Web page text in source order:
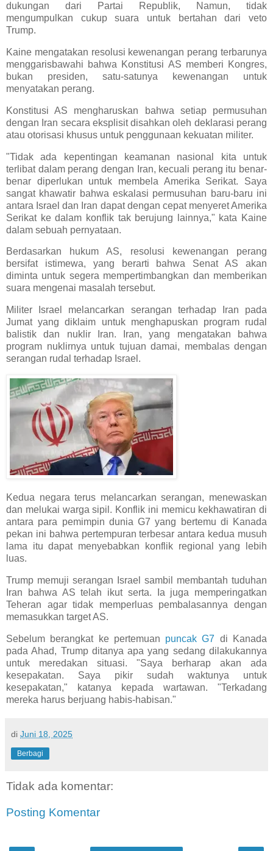
dukungan dari Partai Republik, Namun, tidak
mengumpulkan cukup suara untuk bertahan dari veto
Trump.
Kaine mengatakan resolusi kewenangan perang terbarunya
menggarisbawahi bahwa Konstitusi AS memberi Kongres,
bukan presiden, satu-satunya kewenangan untuk
menyatakan perang.
Konstitusi AS mengharuskan bahwa setiap permusuhan
dengan Iran secara eksplisit disahkan oleh deklarasi perang
atau otorisasi khusus untuk penggunaan kekuatan militer.
"Tidak ada kepentingan keamanan nasional kita untuk
terlibat dalam perang dengan Iran, kecuali perang itu benar-
benar diperlukan untuk membela Amerika Serikat. Saya
sangat khawatir bahwa eskalasi permusuhan baru-baru ini
antara Israel dan Iran dapat dengan cepat menyeret Amerika
Serikat ke dalam konflik tak berujung lainnya," kata Kaine
dalam sebuah pernyataan.
Berdasarkan hukum AS, resolusi kewenangan perang
bersifat istimewa, yang berarti bahwa Senat AS akan
diminta untuk segera mempertimbangkan dan memberikan
suara mengenai masalah tersebut.
Militer Israel melancarkan serangan terhadap Iran pada
Jumat yang diklaim untuk menghapuskan program rudal
balistik dan nuklir Iran. Iran, yang mengatakan bahwa
program nuklirnya untuk tujuan damai, membalas dengan
serangan rudal terhadap Israel.
Kedua negara terus melancarkan serangan, menewaskan
dan melukai warga sipil. Konflik ini memicu kekhawatiran di
antara para pemimpin dunia G7 yang bertemu di Kanada
pekan ini bahwa pertempuran terbesar antara kedua musuh
lama itu dapat menyebabkan konflik regional yang lebih
luas.
Trump memuji serangan Israel sambil membantah tuduhan
Iran bahwa AS telah ikut serta. Ia juga memperingatkan
Teheran agar tidak memperluas pembalasannya dengan
memasukkan target AS.
Sebelum berangkat ke pertemuan puncak G7 di Kanada
pada Ahad, Trump ditanya apa yang sedang dilakukannya
untuk meredakan situasi. "Saya berharap akan ada
kesepakatan. Saya pikir sudah waktunya untuk
kesepakatan," katanya kepada wartawan. "Terkadang
mereka harus berjuang habis-habisan."
di Juni 18, 2025
Berbagi
Tidak ada komentar:
Posting Komentar